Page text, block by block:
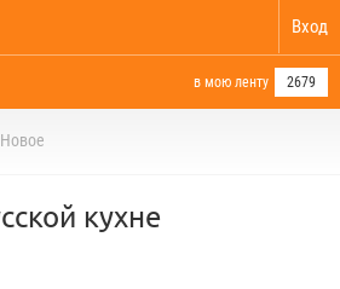
Вход
в мою ленту 2679
Новое
кухне